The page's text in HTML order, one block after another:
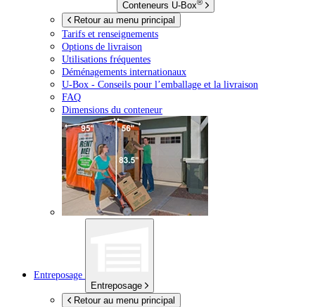
Conteneurs U-Box®
Retour au menu principal
Tarifs et renseignements
Options de livraison
Utilisations fréquentes
Déménagements internationaux
U-Box - Conseils pour l’emballage et la livraison
FAQ
Dimensions du conteneur
Entreposage
Entreposage
Retour au menu principal